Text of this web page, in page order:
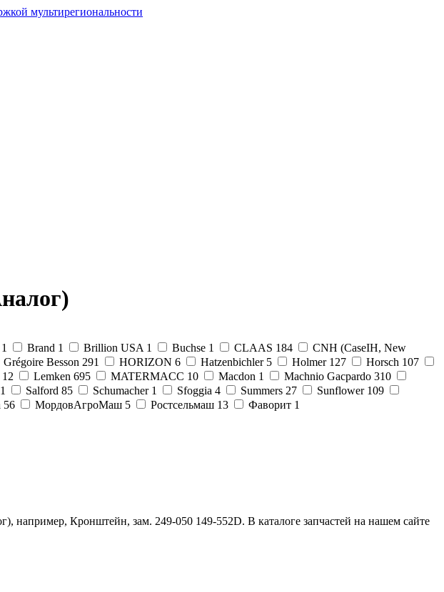
1 Brand 1 Brillion USA 1 Buchse 1 CLAAS 184
CNH (CaseIH, New
Grégoire Besson 291 HORIZON 6 Hatzenbichler 5 Holmer 127 Horsch 107
12 Lemken 695 MATERMACC 10 Macdon 1 Machnio Gacpardo 310
1 Salford 85 Schumacher 1 Sfoggia 4 Summers 27 Sunflower 109
56 МордовАгроМаш 5 Ростсельмаш 13 Фаворит 1
например, Кронштейн, зам. 249-050 149-552D. В каталоге запчастей на нашем сайте